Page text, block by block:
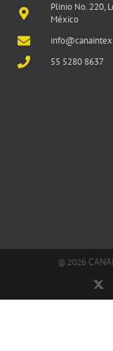
Plinio No. 220,
México
55 5280 8637
@ 2026